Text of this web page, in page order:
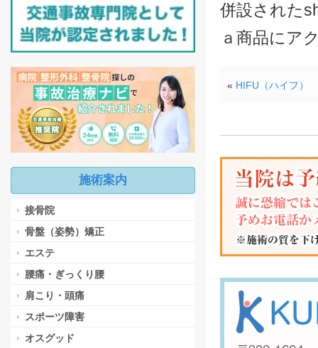
併設された
ａ商品にア
« HIFU（ハイフ）
施術案内
接骨院
骨盤（姿勢）矯正
エステ
腰痛・ぎっくり腰
肩こり・頭痛
スポーツ障害
オスグッド